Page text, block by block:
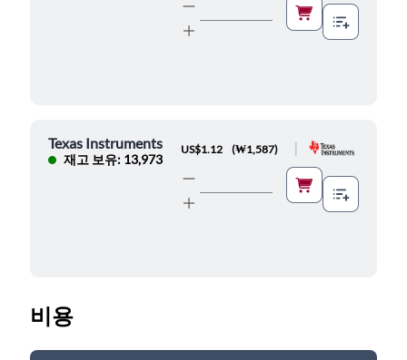
Texas Instruments
재고 보유: 13,973
US$1.12 (₩1,587)
비용